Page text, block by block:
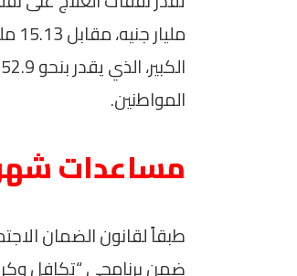
المواطنين.
مساعدات
طبقاً لقانون الضمان